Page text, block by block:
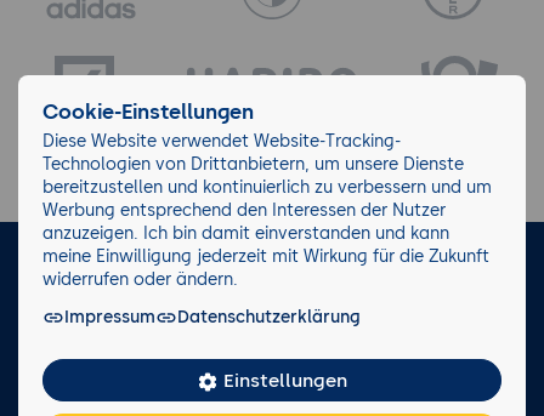
LinkedIn Facebook
Facts
Cookie-Einstellungen
Diese Website verwendet Website-Tracking-
Technologien von Drittanbietern, um unsere Dienste
bereitzustellen und kontinuierlich zu verbessern und um
Werbung entsprechend den Interessen der Nutzer
anzuzeigen. Ich bin damit einverstanden und kann
meine Einwilligung jederzeit mit Wirkung für die Zukunft
widerrufen oder ändern.
Impressum
Datenschutzerklärung
Einstellungen